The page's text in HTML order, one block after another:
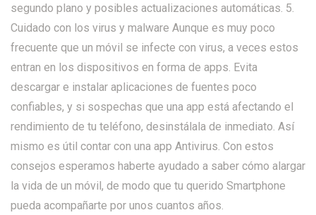
segundo plano y posibles actualizaciones automáticas. 5.
Cuidado con los virus y malware Aunque es muy poco
frecuente que un móvil se infecte con virus, a veces estos
entran en los dispositivos en forma de apps. Evita
descargar e instalar aplicaciones de fuentes poco
confiables, y si sospechas que una app está afectando el
rendimiento de tu teléfono, desinstálala de inmediato. Así
mismo es útil contar con una app Antivirus. Con estos
consejos esperamos haberte ayudado a saber cómo alargar
la vida de un móvil, de modo que tu querido Smartphone
pueda acompañarte por unos cuantos años.